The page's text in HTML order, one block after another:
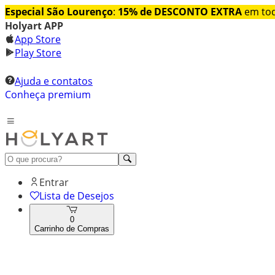
Especial São Lourenço: 15% de DESCONTO EXTRA em
Holyart APP
App Store
Play Store
Ajuda e contatos
Conheça premium
Entrar
Lista de Desejos
0
Carrinho de Compras